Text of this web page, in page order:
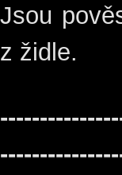
Jsou
z židle.